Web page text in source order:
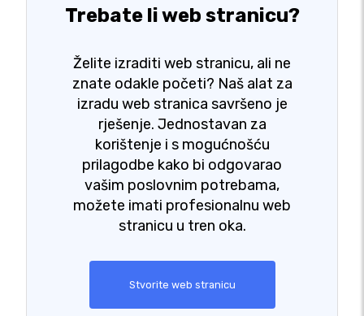
Trebate li web stranicu?
Želite izraditi web stranicu, ali ne
znate odakle početi? Naš alat za
izradu web stranica savršeno je
rješenje. Jednostavan za
korištenje i s mogućnošću
prilagodbe kako bi odgovarao
vašim poslovnim potrebama,
možete imati profesionalnu web
stranicu u tren oka.
Stvorite web stranicu